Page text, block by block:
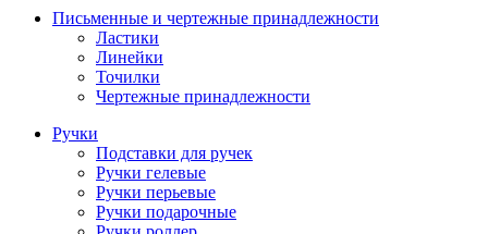
Письменные и чертежные принадлежности
Ластики
Линейки
Точилки
Чертежные принадлежности
Ручки
Подставки для ручек
Ручки гелевые
Ручки перьевые
Ручки подарочные